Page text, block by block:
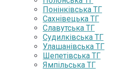
Понінківська ТГ
Сахнівецька ТГ
Славутська ТГ
Судилківська ТГ
Улашанівська ТГ
Шепетівська ТГ
Ямпільська ТГ